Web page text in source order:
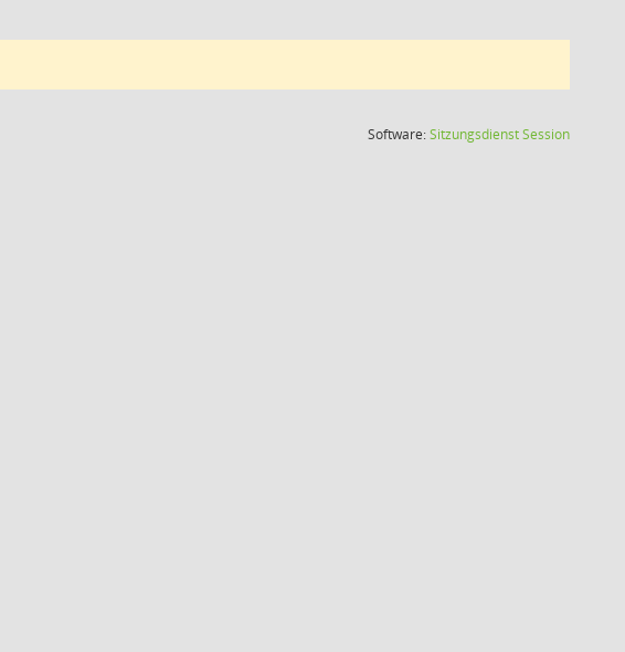
Software:SitzungsdienstSession(Wird in